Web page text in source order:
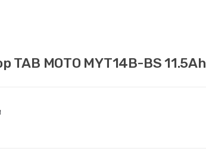
TAB MOTO MYT14B-BS 11.5Ah